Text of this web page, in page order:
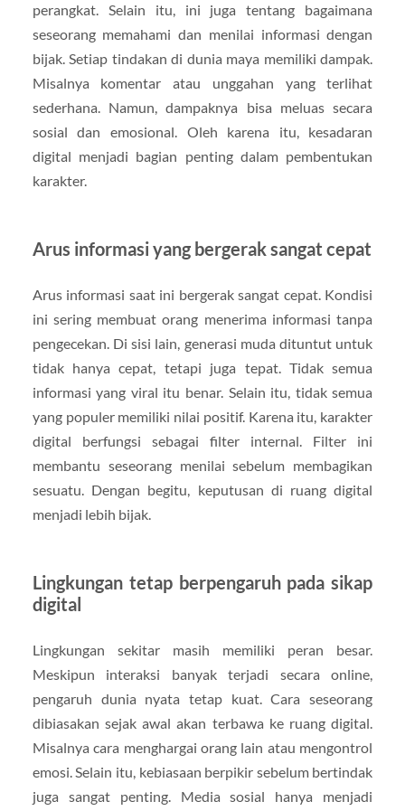
perangkat. Selain itu, ini juga tentang bagaimana
seseorang memahami dan menilai informasi dengan
bijak. Setiap tindakan di dunia maya memiliki dampak.
Misalnya komentar atau unggahan yang terlihat
sederhana. Namun, dampaknya bisa meluas secara
sosial dan emosional. Oleh karena itu, kesadaran
digital menjadi bagian penting dalam pembentukan
karakter.
Arus informasi yang bergerak sangat cepat
Arus informasi saat ini bergerak sangat cepat. Kondisi
ini sering membuat orang menerima informasi tanpa
pengecekan. Di sisi lain, generasi muda dituntut untuk
tidak hanya cepat, tetapi juga tepat. Tidak semua
informasi yang viral itu benar. Selain itu, tidak semua
yang populer memiliki nilai positif. Karena itu, karakter
digital berfungsi sebagai filter internal. Filter ini
membantu seseorang menilai sebelum membagikan
sesuatu. Dengan begitu, keputusan di ruang digital
menjadi lebih bijak.
Lingkungan tetap berpengaruh pada sikap
digital
Lingkungan sekitar masih memiliki peran besar.
Meskipun interaksi banyak terjadi secara online,
pengaruh dunia nyata tetap kuat. Cara seseorang
dibiasakan sejak awal akan terbawa ke ruang digital.
Misalnya cara menghargai orang lain atau mengontrol
emosi. Selain itu, kebiasaan berpikir sebelum bertindak
juga sangat penting. Media sosial hanya menjadi